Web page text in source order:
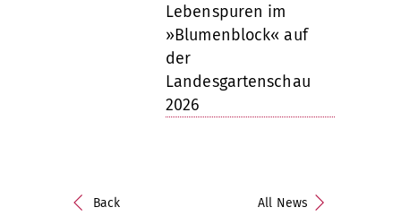
Lebenspuren im
»Blumenblock« auf
der
Landesgartenschau
2026
Back All News